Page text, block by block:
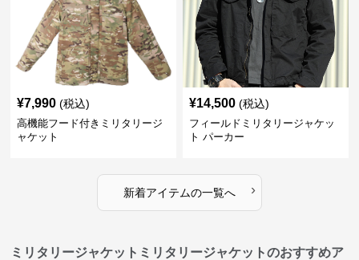
¥7,990 (税込)
高機能フード付きミリタリージ
ャケット
¥14,500 (税込)
フィールドミリタリージャケッ
ト パーカー
新着アイテムの一覧へ ›
ミリタリージャケットミリタリージャケットのおすすめア